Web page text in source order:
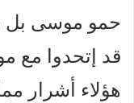
حمو موسى بل
قد إتحدوا مع
هؤلاء أشرار